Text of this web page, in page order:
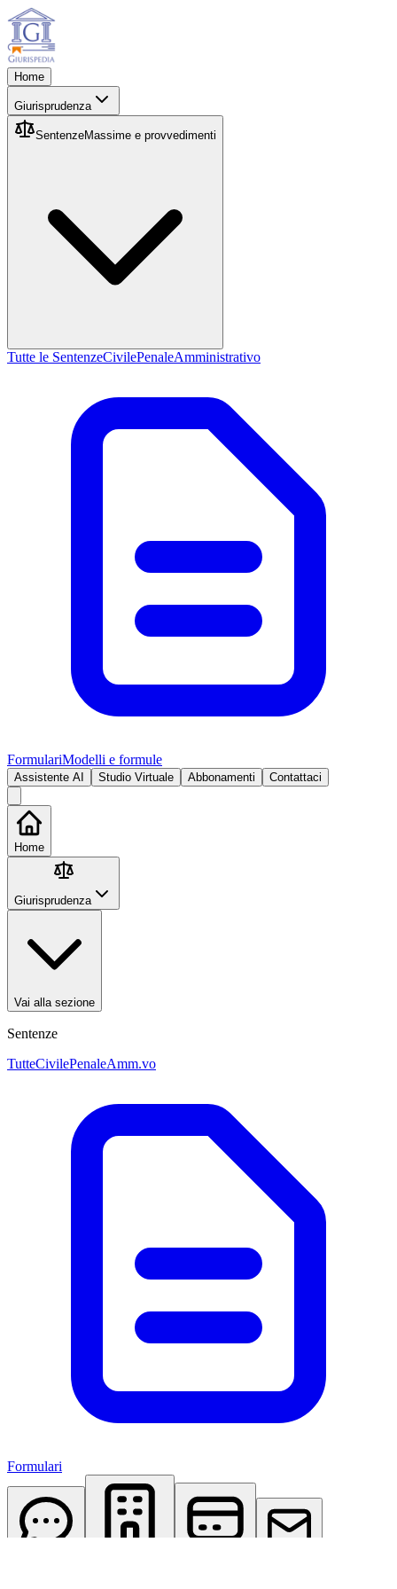
Home
Giurisprudenza
SentenzeMassime e provvedimenti
Tutte le SentenzeCivilePenaleAmministrativo
FormulariModelli e formule
Assistente AI Studio Virtuale Abbonamenti Contattaci
Home
Giurisprudenza
Vai alla sezione
Sentenze
TutteCivilePenaleAmm.vo
Formulari